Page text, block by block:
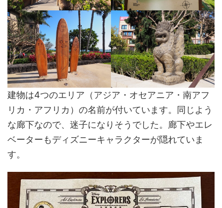
建物は4つのエリア（アジア・オセアニア・南アフ
リカ・アフリカ）の名前が付いています。同じよう
な廊下なので、迷子になりそうでした。廊下やエレ
ベーターもディズニーキャラクターが隠れていま
す。